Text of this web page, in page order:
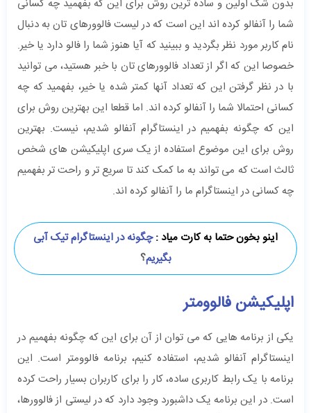
بدون شک اولین و ساده ترین روش برای این که بفهمید چه کسانی
شما را آنفالو کرده اند این است که در لیست فالوورهای تان به دنبال
نام کاربر مورد نظر بگردید و ببینید که آیا هنوز شما را فالو دارد یا خیر.
خصوصا این که اگر از تعداد فالوورهای تان با خبر هستید، می توانید
با در نظر گرفتن این که تعداد آنها کمتر شده یا خیر، بفهمید که چه
کسانی احتمالا شما را آنفالو کرده اند. اما قطعا این بهترین روش برای
این که چگونه بفهمیم در اینستاگرام آنفالو شدیم، نیست. بهترین
روش برای این موضوع استفاده از یک سری اپلیکیشن های شخص
ثالث است که می تواند به ما کمک کند تا سریع تر و راحت تر بفهمیم
چه کسانی در اینستاگرام ما را آنفالو کرده اند.
اینو بخون حتما به کارت میاد : چگونه در اینستاگرام تیک آبی
بگیریم؟
اپلیکیشن فالوومتر
یکی از برنامه هایی که می توان از آن برای این که چگونه بفهمیم در
اینستاگرام آنفالو شدیم، استفاده کنیم، برنامه فالوومتر است. این
برنامه با یک رابط کاربری ساده، کار را برای کاربران بسیار راحت کرده
است. در این برنامه یک داشبورد وجود دارد که در لیستی از فالوورها،